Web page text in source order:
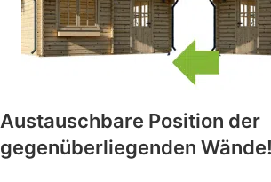
Austauschbare Position der
gegenüberliegenden Wände!